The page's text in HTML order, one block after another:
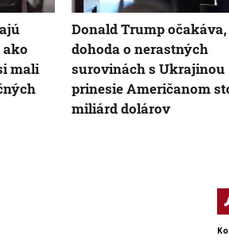
mali
Donald Trump očakáva,
dohoda o nerastných
surovinách s Ukrajinou
prinesie Američanom
miliárd dolárov